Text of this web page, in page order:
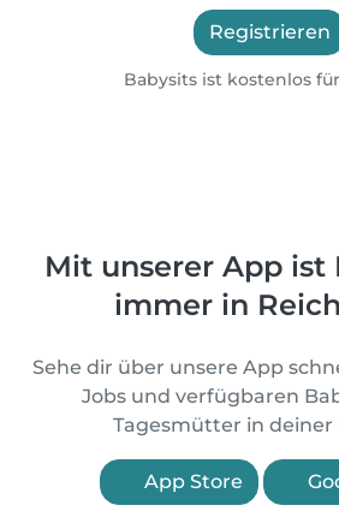
Registrieren
Babysits ist kostenlos
Mit unserer App ist
immer in
Sehe dir über unsere App
Jobs und verfügbaren
Tagesmütter in deiner
App Store